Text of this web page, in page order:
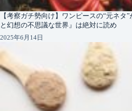
【考察ガチ勢向け】ワンピースの“元ネタ
と幻想の不思議な世界』は絶対に読め
2025年6月14日